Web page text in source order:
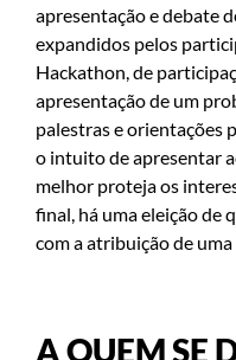
apresentação e debate
expandidos pelos
Hackathon, de
apresentação de um
palestras e orientações
o intuito de apresentar
melhor proteja os
final, há uma eleição de
com a atribuição de
A QUEM SE